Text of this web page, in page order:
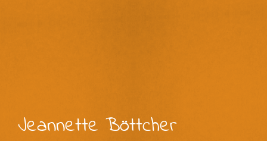
Jeannette Böttcher